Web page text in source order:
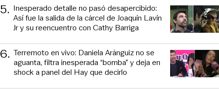
5. Inesperado detalle no pasó desapercibido:
Así fue la salida de la cárcel de Joaquín Lavín
Jr y su reencuentro con Cathy Barriga
6. Terremoto en vivo: Daniela Aránguiz no se
aguanta, filtra inesperada “bomba” y deja en
shock a panel del Hay que decirlo